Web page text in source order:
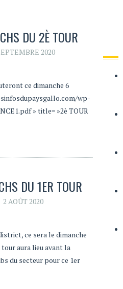
DU 2È TOUR
2020
ce dimanche 6
wp-
» title= »2è TOUR
DU 1ER TOUR
2 AOÛT 2020
ce sera le dimanche
tour aura lieu avant la
du secteur pour ce 1er